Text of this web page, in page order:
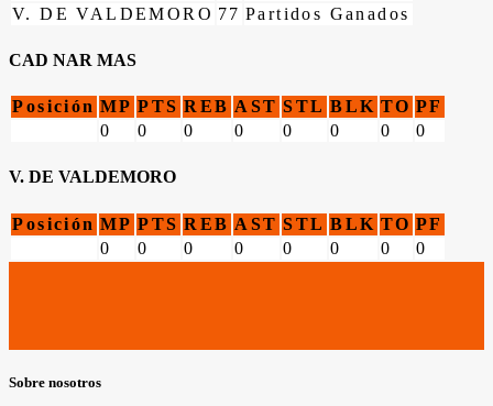
V. DE VALDEMORO 77 Partidos Ganados
CAD NAR MAS
Posición MP PTS REB AST STL BLK TO PF
0
0 0 0 0 0 0 0
V. DE VALDEMORO
Posición MP PTS REB AST STL BLK TO PF
0
0 0 0 0 0 0 0
Sobre nosotros